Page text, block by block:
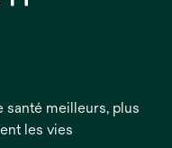
meilleurs, plus
les vies